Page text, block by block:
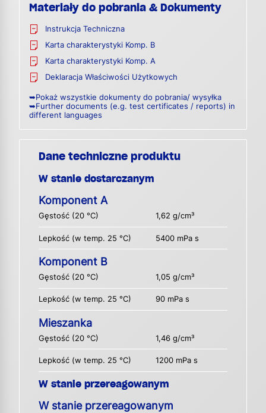
Materiały do pobrania & Dokumenty
Instrukcja Techniczna
Karta charakterystyki Komp. B
Karta charakterystyki Komp. A
Deklaracja Właściwości Użytkowych
➥Pokaż wszystkie dokumenty do pobrania/ wysyłka
➥Further documents (e.g. test certificates / reports) in
different languages
Dane techniczne produktu
W stanie dostarczanym
Komponent A
Gęstość (20 °C) 1,62 g/cm³
Lepkość (w temp. 25 °C) 5400 mPa s
Komponent B
Gęstość (20 °C) 1,05 g/cm³
Lepkość (w temp. 25 °C) 90 mPa s
Mieszanka
Gęstość (20 °C) 1,46 g/cm³
Lepkość (w temp. 25 °C) 1200 mPa s
W stanie przereagowanym
W stanie przereagowanym